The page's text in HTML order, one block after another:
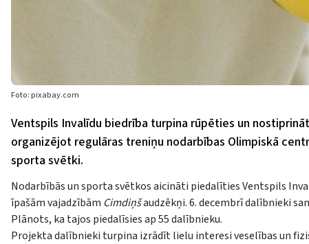
Foto: pixabay.com
Ventspils Invalīdu biedrība turpina rūpēties un
organizējot regulāras treniņu nodarbības Olimpiskā
sporta svētki.
Nodarbībās un sporta svētkos aicināti piedalīties Ventspils
īpašām vajadzībām Cimdiņšaudzēkņi. 6. decembrī dalībnieki
Plānots, ka tajos piedalīsies ap 55 dalībnieku.
Projekta dalībnieki turpina izrādīt lielu interesi veselības un